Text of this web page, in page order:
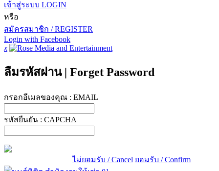
เข้าสู่ระบบ LOGIN
หรือ
สมัครสมาชิก / REGISTER
Login with Facebook
x
ลืมรหัสผ่าน | Forget Password
กรอกอีเมลของคุณ : EMAIL
รหัสยืนยัน : CAPCHA
ไม่ยอมรับ / Cancel ยอมรับ / Confirm